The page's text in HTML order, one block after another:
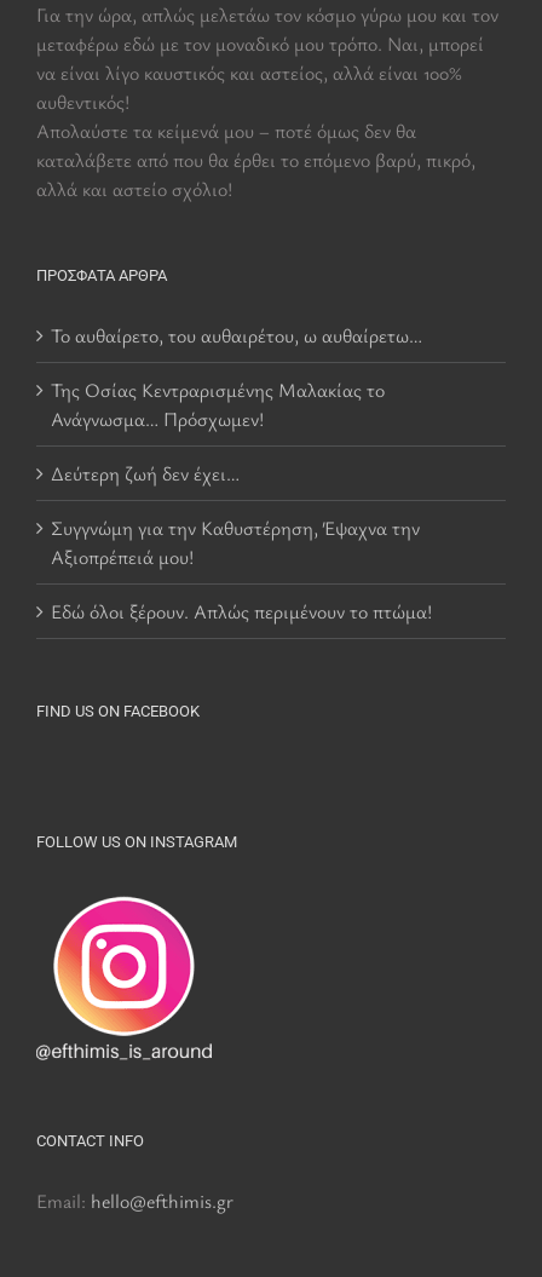
Για την ώρα, απλώς μελετάω τον κόσμο γύρω μου και τον
μεταφέρω εδώ με τον μοναδικό μου τρόπο. Ναι, μπορεί
να είναι λίγο καυστικός και αστείος, αλλά είναι 100%
αυθεντικός!
Aπολαύστε τα κείμενά μου – ποτέ όμως δεν θα
καταλάβετε από που θα έρθει το επόμενο βαρύ, πικρό,
αλλά και αστείο σχόλιο!
ΠΡΌΣΦΑΤΑ ΆΡΘΡΑ
Το αυθαίρετο, του αυθαιρέτου, ω αυθαίρετω…
Της Οσίας Κεντραρισμένης Μαλακίας το
Ανάγνωσμα… Πρόσχωμεν!
Δεύτερη ζωή δεν έχει…
Συγγνώμη για την Καθυστέρηση, Έψαχνα την
Αξιοπρέπειά μου!
Εδώ όλοι ξέρουν. Απλώς περιμένουν το πτώμα!
FIND US ON FACEBOOK
FOLLOW US ON INSTAGRAM
CONTACT INFO
Email: hello@efthimis.gr